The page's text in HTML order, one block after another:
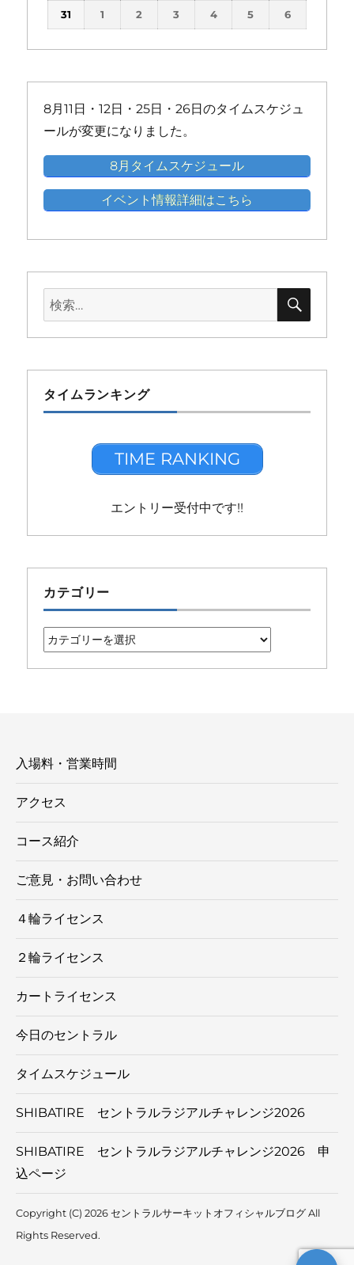
ン
ト)
ン
ト)
ン
ト)
ン
ト)
ン
ト)
ン
ト)
イ
ン
イ
ン
イ
ン
イ
ン
イ
ン
イ
ン
ト)
ト)
ト)
ト)
ト)
31 1 2 3 4 5 6
8月11日・12日・25日・26日のタイムスケジュ
ールが変更になりました。
8月タイムスケジュール
イベント情報詳細はこちら
検
索:
検
タイムランキング
TIME RANKING
エントリー受付中です!!
カテゴリー
カ
テ
ゴ
入場料・営業時間
アクセス
コース紹介
ご意見・お問い合わせ
４輪ライセンス
２輪ライセンス
カートライセンス
今日のセントラル
タイムスケジュール
SHIBATIRE セントラルラジアルチャレンジ2026
SHIBATIRE セントラルラジアルチャレンジ2026 申
込ページ
Copyright (C) 2026 セントラルサーキットオフィシャルブログ All
Rights Reserved.